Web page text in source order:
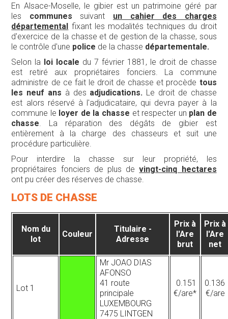
En Alsace-Moselle, le gibier est un patrimoine géré par
les communes suivant un cahier des charges
départemental fixant les modalités techniques du droit
d'exercice de la chasse et de gestion de la chasse, sous
le contrôle d'une police de la chasse départementale.
Selon la loi locale du 7 février 1881, le droit de chasse
est retiré aux propriétaires fonciers. La commune
administre de ce fait le droit de chasse et procède tous
les neuf ans à des adjudications. Le droit de chasse
est alors réservé à l'adjudicataire, qui devra payer à la
commune le loyer de la chasse et respecter un plan de
chasse . La réparation des dégâts de gibier est
entièrement à la charge des chasseurs et suit une
procédure particulière.
Pour interdire la chasse sur leur propriété, les
propriétaires fonciers de plus devingt-cinq hectares
ont pu créer des réserves de chasse.
LOTS DE CHASSE
Nom du
lot
Couleur
Titulaire -
Adresse
Prix à
l'Are
brut
Prix à
l'Are
net
Lot 1
Mr JOAO DIAS
AFONSO
41 route
principale
LUXEMBOURG
7475 LINTGEN
0.151
€/are*
0.136
€/are